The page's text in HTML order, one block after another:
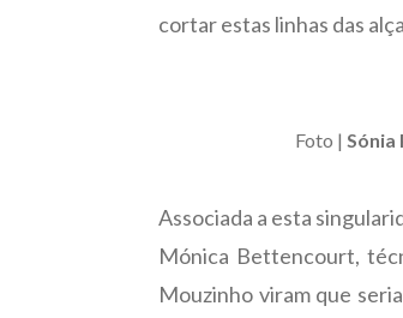
cortar estas linhas das
Foto | Sónia
Associada a esta
Mónica Bettencourt,
Mouzinho viram que